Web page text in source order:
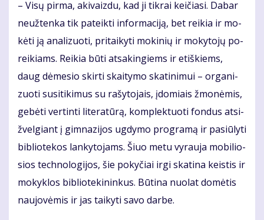
– Vi­sų pir­ma, aki­vaiz­du, kad ji tik­rai kei­čia­si. Da­bar
ne­už­ten­ka tik pa­teik­ti in­for­ma­ci­ją, bet rei­kia ir mo­
kė­ti ją ana­li­zuo­ti, pri­tai­ky­ti mo­ki­nių ir mo­ky­to­jų po­
rei­kiams. Rei­kia bū­ti at­sa­kin­giems ir etiš­kiems,
daug dė­me­sio skir­ti skai­ty­mo ska­ti­ni­mui – or­ga­ni­
zuo­ti su­si­ti­ki­mus su ra­šy­to­jais, įdo­miais žmo­nė­mis,
ge­bė­ti ver­tin­ti li­te­ra­tū­rą, kom­plek­tuo­ti fon­dus at­si­
žvel­giant į gim­na­zi­jos ug­dy­mo pro­gra­mą ir pa­siū­ly­ti
bib­lio­te­kos lan­ky­to­jams. Šiuo me­tu vy­rau­ja mo­bi­lio­
sios tech­no­lo­gi­jos, šie po­ky­čiai ir­gi ska­ti­na keis­tis ir
mo­kyk­los bib­lio­te­ki­nin­kus. Bū­ti­na nuo­lat do­mė­tis
nau­jo­vė­mis ir jas tai­ky­ti sa­vo dar­be.